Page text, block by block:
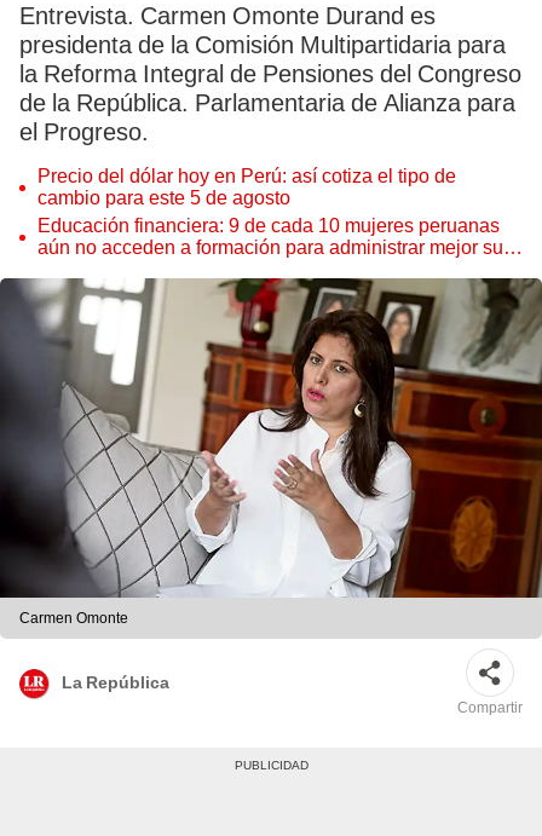
Entrevista. Carmen Omonte Durand es
presidenta de la Comisión Multipartidaria para
la Reforma Integral de Pensiones del Congreso
de la República. Parlamentaria de Alianza para
el Progreso.
Precio del dólar hoy en Perú: así cotiza el tipo de
cambio para este 5 de agosto
Educación financiera: 9 de cada 10 mujeres peruanas
aún no acceden a formación para administrar mejor su
Carmen Omonte
La República
Compartir